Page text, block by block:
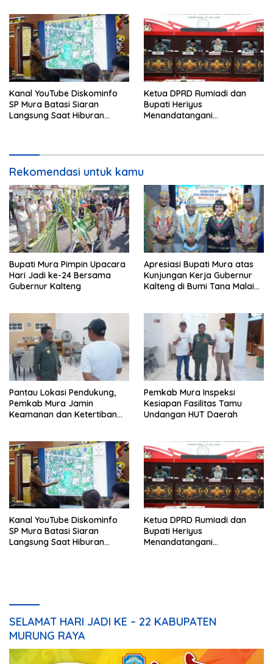
Kanal YouTube Diskominfo
SP Mura Batasi Siaran
Langsung Saat Hiburan
Ketua DPRD Rumiadi dan
Bupati Heriyus
Menandatangani
Rekomendasi untuk kamu
Bupati Mura Pimpin Upacara
Hari Jadi ke-24 Bersama
Gubernur Kalteng
Apresiasi Bupati Mura atas
Kunjungan Kerja Gubernur
Kalteng di Bumi Tana Malai
Pantau Lokasi Pendukung,
Pemkab Mura Jamin
Keamanan dan Ketertiban
Pemkab Mura Inspeksi
Kesiapan Fasilitas Tamu
Undangan HUT Daerah
Kanal YouTube Diskominfo
SP Mura Batasi Siaran
Langsung Saat Hiburan
Ketua DPRD Rumiadi dan
Bupati Heriyus
Menandatangani
SELAMAT HARI JADI KE – 22 KABUPATEN
MURUNG RAYA